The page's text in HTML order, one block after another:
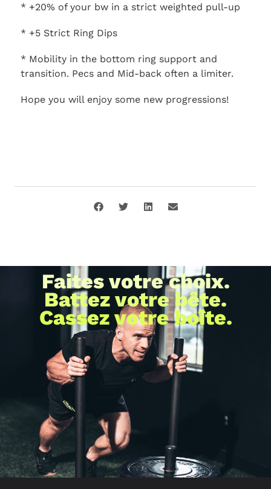
* +20% of your bw in a strict weighted pull-up
* +5 Strict Ring Dips
* Mobility in the bottom ring support and
transition. Pecs and Mid-back often a limiter.
Hope you will enjoy some new progressions!
Faites votre choix.
Battez votre bête.
Cassez votre boîte.